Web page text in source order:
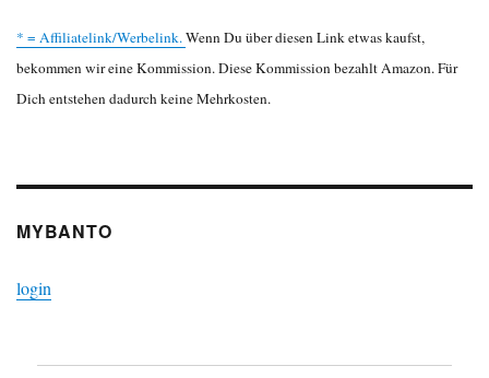
* = Affiliatelink/Werbelink.Wenn Du über diesen Link etwas kaufst,
bekommen wir eine Kommission. Diese Kommission bezahlt Amazon. Für
Dich entstehen dadurch keine Mehrkosten.
MYBANTO
login